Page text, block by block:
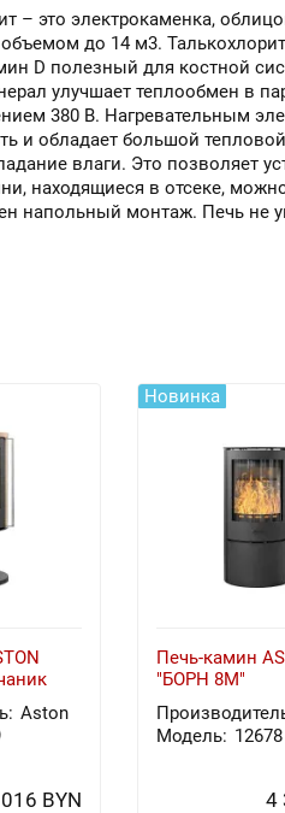
– это электрокаменка,
до 14 м3.
D полезный для костной
улучшает теплообмен в
380 В. Нагревательным
и обладает большой
влаги. Это позволяет
в отсеке,
напольный монтаж. Печь
Aston
BYN
Новинка
Печь-камин
"БОРН 8М"
Модель: 12678
4